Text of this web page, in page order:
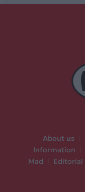
About us
Information
Mad
Editorial